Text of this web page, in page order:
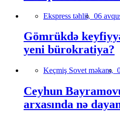
Ekspress təhlil, 06
Gömrükdə
yeni bürokratiya?
Keçmiş Sovet məkanı,
Ceyhun
arxasında nə